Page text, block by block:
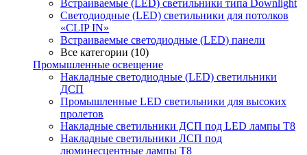
Встраиваемые (LED) светильники типа Downlight
Светодиодные (LED) светильники для потолков
«CLIP IN»
Встраиваемые светодиодные (LED) панели
Все категории (10)
Промышленные освещение
Накладные светодиодные (LED) светильники
ДСП
Промышленные LED светильники для высоких
пролетов
Накладные светильники ДСП под LED лампы Т8
Накладные светильники ЛСП под
люминесцентные лампы Т8